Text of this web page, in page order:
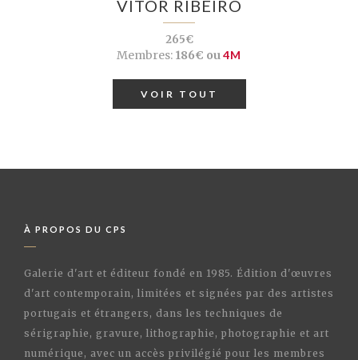
VÍTOR RIBEIRO
265€
Membres: 186€ ou4M
VOIR TOUT
À PROPOS DU CPS
Galerie d'art et éditeur fondé en 1985. Édition d'œuvres
d'art contemporain, limitées et signées par des artistes
portugais et étrangers, dans les techniques de
sérigraphie, gravure, lithographie, photographie et art
numérique, avec un accès privilégié pour les membres